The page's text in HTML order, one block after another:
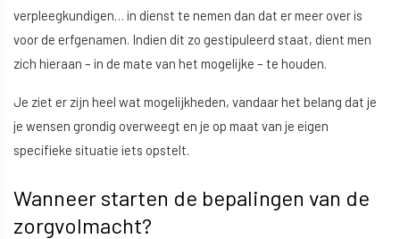
verpleegkundigen… in dienst te nemen dan dat er meer over is
voor de erfgenamen. Indien dit zo gestipuleerd staat, dient men
zich hieraan – in de mate van het mogelijke – te houden.
Je ziet er zijn heel wat mogelijkheden, vandaar het belang dat je
je wensen grondig overweegt en je op maat van je eigen
specifieke situatie iets opstelt.
Wanneer starten de bepalingen van de
zorgvolmacht?